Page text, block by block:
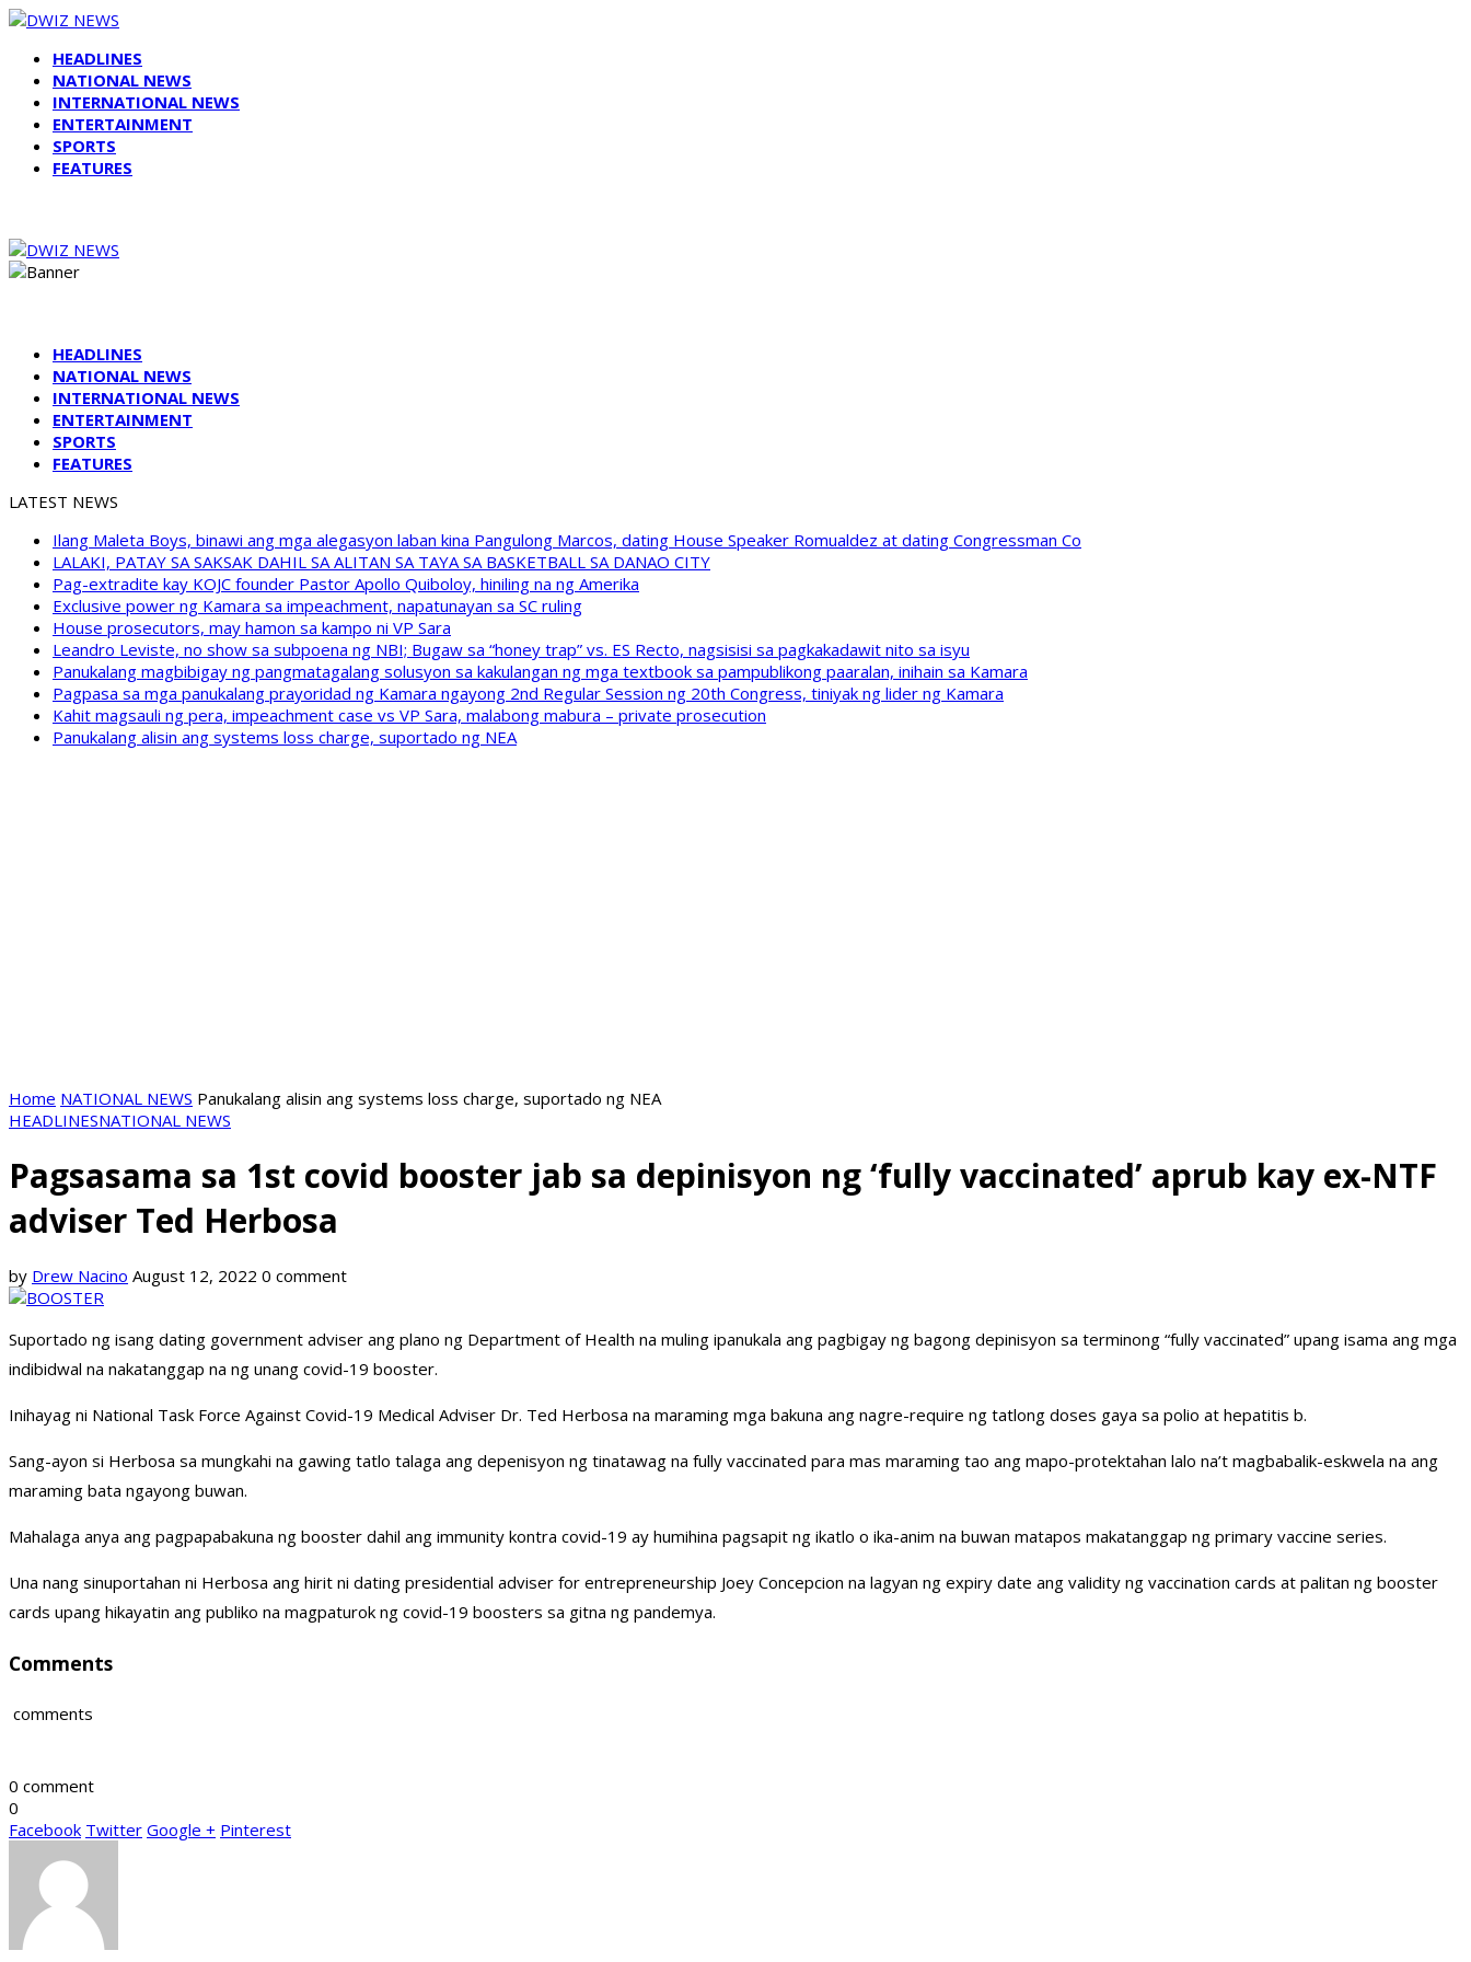
HEADLINES
NATIONAL NEWS
INTERNATIONAL NEWS
ENTERTAINMENT
SPORTS
FEATURES
HEADLINES
NATIONAL NEWS
INTERNATIONAL NEWS
ENTERTAINMENT
SPORTS
FEATURES
LATEST NEWS
Ilang Maleta Boys, binawi ang mga alegasyon laban kina Pangulong Marcos, dating House Speaker Romualdez at dating Congressman Co
LALAKI, PATAY SA SAKSAK DAHIL SA ALITAN SA TAYA SA BASKETBALL SA DANAO CITY
Pag-extradite kay KOJC founder Pastor Apollo Quiboloy, hiniling na ng Amerika
Exclusive power ng Kamara sa impeachment, napatunayan sa SC ruling
House prosecutors, may hamon sa kampo ni VP Sara
Leandro Leviste, no show sa subpoena ng NBI; Bugaw sa “honey trap” vs. ES Recto, nagsisisi sa pagkakadawit nito sa isyu
Panukalang magbibigay ng pangmatagalang solusyon sa kakulangan ng mga textbook sa pampublikong paaralan, inihain sa Kamara
Pagpasa sa mga panukalang prayoridad ng Kamara ngayong 2nd Regular Session ng 20th Congress, tiniyak ng lider ng Kamara
Kahit magsauli ng pera, impeachment case vs VP Sara, malabong mabura – private prosecution
Panukalang alisin ang systems loss charge, suportado ng NEA
Home NATIONAL NEWS Panukalang alisin ang systems loss charge, suportado ng NEA
HEADLINESNATIONAL NEWS
Pagsasama sa 1st covid booster jab sa depinisyon ng ‘fully vaccinated’ aprub kay ex-NTF
adviser Ted Herbosa
by Drew Nacino August 12, 2022 0 comment
Suportado ng isang dating government adviser ang plano ng Department of Health na muling ipanukala ang pagbigay ng bagong depinisyon sa terminong “fully vaccinated” upang isama ang mga
indibidwal na nakatanggap na ng unang covid-19 booster.
Inihayag ni National Task Force Against Covid-19 Medical Adviser Dr. Ted Herbosa na maraming mga bakuna ang nagre-require ng tatlong doses gaya sa polio at hepatitis b.
Sang-ayon si Herbosa sa mungkahi na gawing tatlo talaga ang depenisyon ng tinatawag na fully vaccinated para mas maraming tao ang mapo-protektahan lalo na’t magbabalik-eskwela na ang
maraming bata ngayong buwan.
Mahalaga anya ang pagpapabakuna ng booster dahil ang immunity kontra covid-19 ay humihina pagsapit ng ikatlo o ika-anim na buwan matapos makatanggap ng primary vaccine series.
Una nang sinuportahan ni Herbosa ang hirit ni dating presidential adviser for entrepreneurship Joey Concepcion na lagyan ng expiry date ang validity ng vaccination cards at palitan ng booster
cards upang hikayatin ang publiko na magpaturok ng covid-19 boosters sa gitna ng pandemya.
Comments
comments
0 comment
0
Facebook Twitter Google + Pinterest